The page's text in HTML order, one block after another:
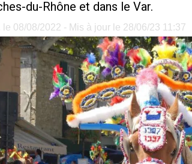
du-Rhône et dans le Var.
08/08/2022 - Mis à jour le 28/06/23 11:37